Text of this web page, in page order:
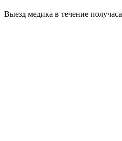
Выезд медика в течение получаса